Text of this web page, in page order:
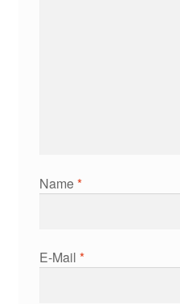
Name*
E-Mail *